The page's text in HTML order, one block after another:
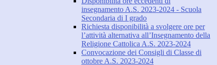
insegnamento A.S. 2023-2024 - Scuola
Secondaria di I grado
Richiesta disponibilità a svolgere ore per
l’attività alternativa all’Insegnamento della
Religione Cattolica A.S. 2023-2024
Convocazione dei Consigli di Classe di
ottobre A.S. 2023-2024